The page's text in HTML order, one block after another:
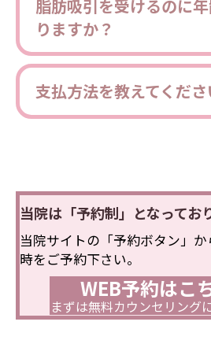
脂肪吸引を受けるのに
りますか？
支払方法を教えてくださ
当院は「予約制」となってお
当院サイトの「予約ボタン」
時をご予約下さい。
WEB予約はこ
まずは無料カウンセリング